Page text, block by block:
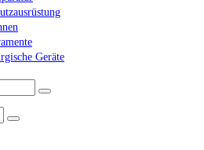
Geräte
Senden
Senden